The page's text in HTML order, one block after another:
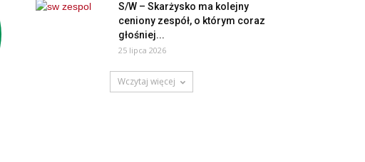
S/W – Skarżysko ma kolejny
ceniony zespół, o którym coraz
głośniej...
25 lipca 2026
Wczytaj więcej